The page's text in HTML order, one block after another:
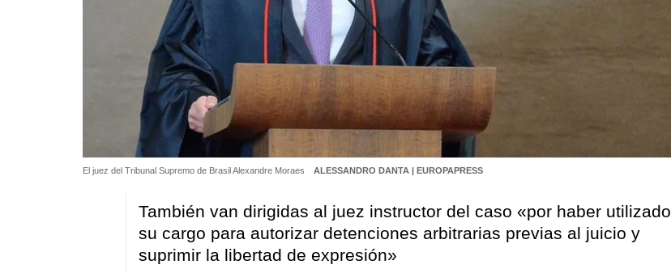
El juez del Tribunal Supremo de Brasil Alexandre Moraes ALESSANDRO DANTA | EUROPAPRESS
También van dirigidas al juez instructor del caso «por haber utilizado
su cargo para autorizar detenciones arbitrarias previas al juicio y
suprimir la libertad de expresión»